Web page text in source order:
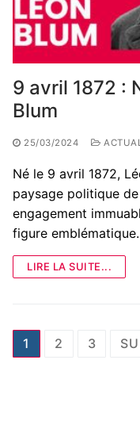
9 avril 1872 :
Blum
25/03/2024
Né le 9 avril 1872,
paysage politique
engagement
figure
LIRE LA SUITE...
Pagination
1 2 3